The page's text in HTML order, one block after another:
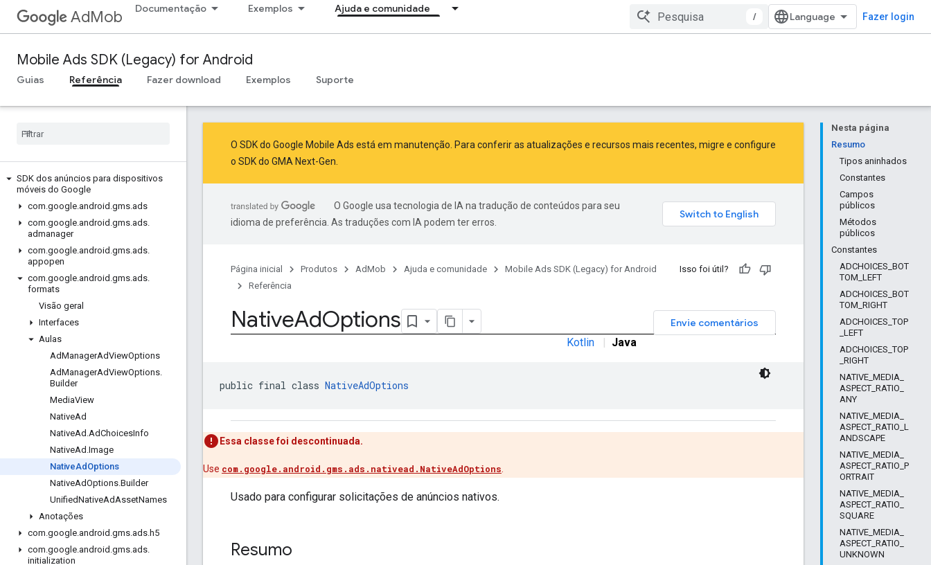
AdMob Documentação Exemplos Ajuda e comunidade
/ Fazer login
Mobile Ads SDK (Legacy) for Android
Guias Referência Fazer download Exemplos Suporte
SDK dos anúncios para dispositivos
móveis do Google
com.google.android .gms.ads
com.google.android .gms.ads.
admanager
com.google.android .gms.ads.
appopen
com.google.android .gms.ads.
formats
Visão geral
Interfaces
Aulas
AdManagerAdViewOptions
AdManagerAdViewOptions.
Builder
MediaView
NativeAd
NativeAd .AdChoicesInfo
NativeAd .Image
NativeAd Options
NativeAdOptions.Builder
UnifiedNativeAdAssetNames
Anotações
com.google.android .gms.ads.h5
com.google.android .gms.ads.
initialization
Nesta página
Resumo
Tipos aninhados
Constantes
Campos
públicos
Métodos
públicos
Constantes
ADCHOICES_BOT
TOM_LEFT
ADCHOICES_BOT
TOM_RIGHT
ADCHOICES_TOP
_LEFT
ADCHOICES_TOP
_RIGHT
NATIVE_MEDIA_
ASPECT_RATIO_
ANY
NATIVE_MEDIA_
ASPECT_RATIO_L
ANDSCAPE
NATIVE_MEDIA_
ASPECT_RATIO_P
ORTRAIT
NATIVE_MEDIA_
ASPECT_RATIO_
SQUARE
NATIVE_MEDIA_
ASPECT_RATIO_
UNKNOWN
O SDK do Google Mobile Ads está em manutenção. Para conferir as atualizações e recursos mais recentes, migre e configure
o SDK do GMA Next-Gen
O Google usa tecnologia de IA na tradução de conteúdos para seu
idioma de preferência. As traduções com IA podem ter erros.
Página inicial Produtos AdMob Ajuda e comunidade
Mobile Ads SDK (Legacy) for Android
Referência
Isso foi útil?
Envie comentários
NativeAdOptions
Kotlin | Java
public final class NativeAdOptions
Essa classe foi descontinuada.
Use com.google.android.gms.ads.nativead.NativeAdOptions
Usado para configurar solicitações de anúncios nativos.
Resumo